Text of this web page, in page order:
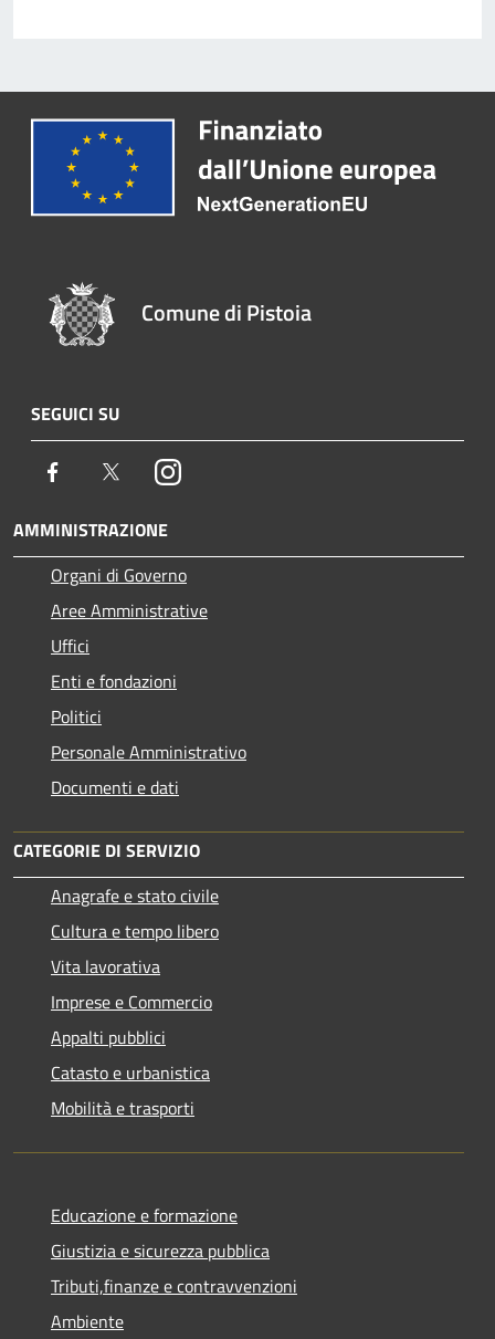
Comune di Pistoia
SEGUICI SU
Facebook TwitterInstagram
AMMINISTRAZIONE
Organi di Governo
Aree Amministrative
Uffici
Enti e fondazioni
Politici
Personale Amministrativo
Documenti e dati
CATEGORIE DI SERVIZIO
Anagrafe e stato civile
Cultura e tempo libero
Vita lavorativa
Imprese e Commercio
Appalti pubblici
Catasto e urbanistica
Mobilità e trasporti
Educazione e formazione
Giustizia e sicurezza pubblica
Tributi,finanze e contravvenzioni
Ambiente